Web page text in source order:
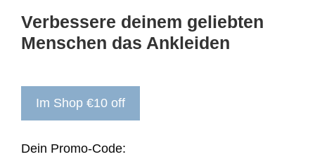
Verbessere deinem geliebten
Menschen das Ankleiden
Im Shop €10 off
Dein Promo-Code: